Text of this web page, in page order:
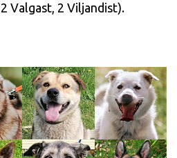
Valgast, 2 Viljandist).